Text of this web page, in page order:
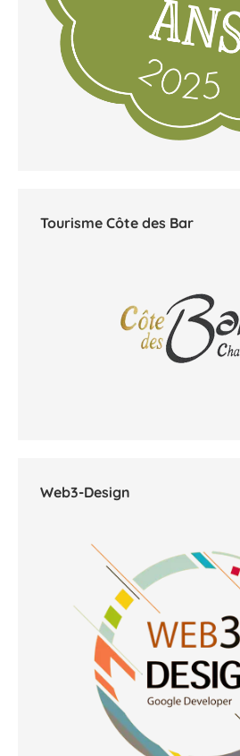
Tourisme Côte des Bar
Web3-Design